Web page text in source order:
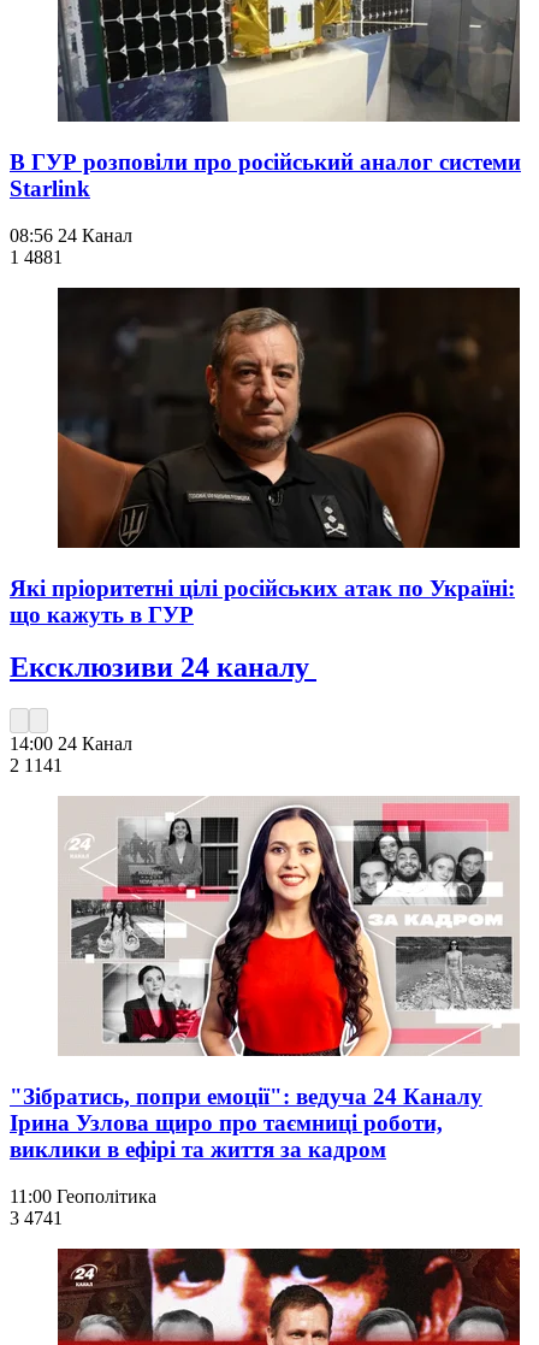
В ГУР розповіли про російський аналог системи
Starlink
08:56 24 Канал
1 4881
Які пріоритетні цілі російських атак по Україні:
що кажуть в ГУР
Ексклюзиви 24 каналу
14:00 24 Канал
2 1141
"Зібратись, попри емоції": ведуча 24 Каналу
Ірина Узлова щиро про таємниці роботи,
виклики в ефірі та життя за кадром
11:00 Геополітика
3 4741